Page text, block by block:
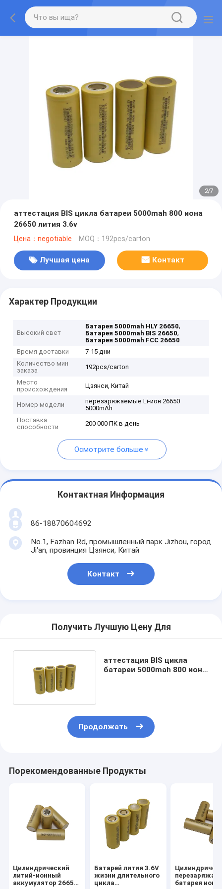
2/7
аттестация BIS цикла батареи 5000mah 800 иона
26650 лития 3.6v
Цена：negotiable MOQ：192pcs/carton
Лучшая цена Контакт
Характер Продукции
Высокий свет
Батарея 5000mah HLY 26650,
Батарея 5000mah BIS 26650,
Батарея 5000mah FCC 26650
Время доставки
7-15 дни
Количество мин
заказа
192pcs/carton
Место
происхождения
Цзянси, Китай
Номер модели
перезаряжаемые Li-ион 26650
5000mAh
Поставка
способности
200 000 ПК в день
Осмотрите больше
Контактная Информация
86-18870604692
No.1, Fazhan Rd, промышленный парк Jizhou, город
Ji'an, провинция Цзянси, Китай
Контакт
Получить Лучшую Цену Для
аттестация BIS цикла
батареи 5000mah 800 иона
Продолжать
Порекомендованные Продукты
Цилиндрический
литий-ионный
аккумулятор 26650
Батарей лития 3.6V
жизни длительного
цикла
батарея иона